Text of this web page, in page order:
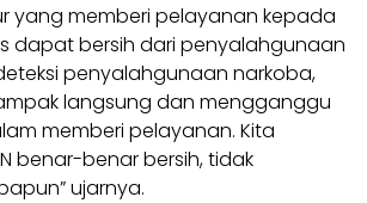
yang memberi pelayanan kepada
dapat bersih dari penyalahgunaan
penyalahgunaan narkoba,
langsung dan mengganggu
memberi pelayanan. Kita
benar-benar bersih, tidak
ujarnya.